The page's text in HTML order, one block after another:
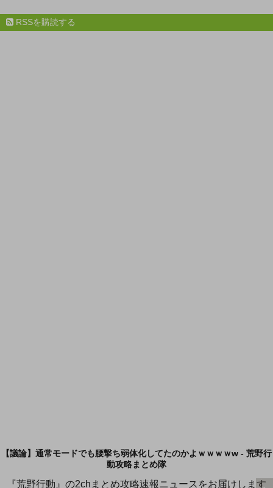
RSSを購読する
【議論】通常モードでも腰撃ち弱体化してたのかよｗｗｗｗw - 荒野行
動攻略まとめ隊
『荒野行動』の2chまとめ攻略速報ニュースをお届けします